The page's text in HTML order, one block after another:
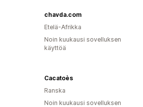
chavda.com
Etelä-Afrikka
Noin kuukausi sovelluksen
käyttöä
Cacatoès
Ranska
Noin kuukausi sovelluksen